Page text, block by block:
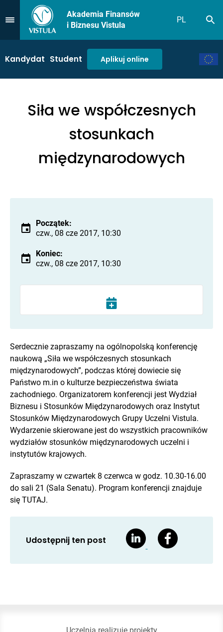
Przejdź do Menu
Akademia Finansów
i Biznesu Vistula
PL
Kandydat Student Aplikuj online
Siła we współczesnych
stosunkach
międzynarodowych
Początek:
czw., 08 cze 2017, 10:30
Koniec:
czw., 08 cze 2017, 10:30
Serdecznie zapraszamy na ogólnopolską konferencję
naukową „Siła we współczesnych stosunkach
międzynarodowych”, podczas której dowiecie się
Państwo m.in o kulturze bezpieczeństwa świata
zachodniego. Organizatorem konferencji jest Wydział
Biznesu i Stosunków Międzynarodowych oraz Instytut
Stosunków Międzynarodowych Grupy Uczelni Vistula.
Wydarzenie skierowane jest do wszystkich pracowników
wydziałów stosunków międzynarodowych uczelni i
instytutów krajowych.
Zapraszamy w czwartek 8 czerwca w godz. 10.30-16.00
do sali 21 (Sala Senatu). Program konferencji znajduje
się TUTAJ.
Udostępnij ten post